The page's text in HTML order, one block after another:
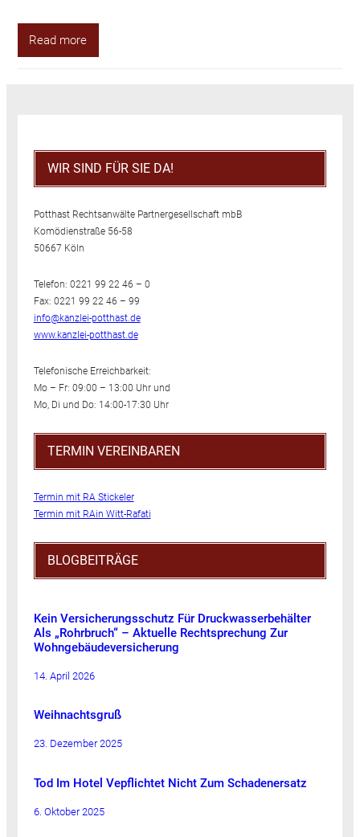
Read more
WIR SIND FÜR SIE DA!
Potthast Rechtsanwälte Partnergesellschaft mbB
Komödienstraße 56-58
50667 Köln
Telefon: 0221 99 22 46 – 0
Fax: 0221 99 22 46 – 99
info@kanzlei-potthast.de
www.kanzlei-potthast.de
Telefonische Erreichbarkeit:
Mo – Fr: 09:00 – 13:00 Uhr und
Mo, Di und Do: 14:00-17:30 Uhr
TERMIN VEREINBAREN
Termin mit RA Stickeler
Termin mit RAin Witt-Rafati
BLOGBEITRÄGE
Kein Versicherungsschutz Für Druckwasserbehälter
Als „Rohrbruch“ – Aktuelle Rechtsprechung Zur
Wohngebäudeversicherung
14. April 2026
Weihnachtsgruß
23. Dezember 2025
Tod Im Hotel Vepflichtet Nicht Zum Schadenersatz
6. Oktober 2025